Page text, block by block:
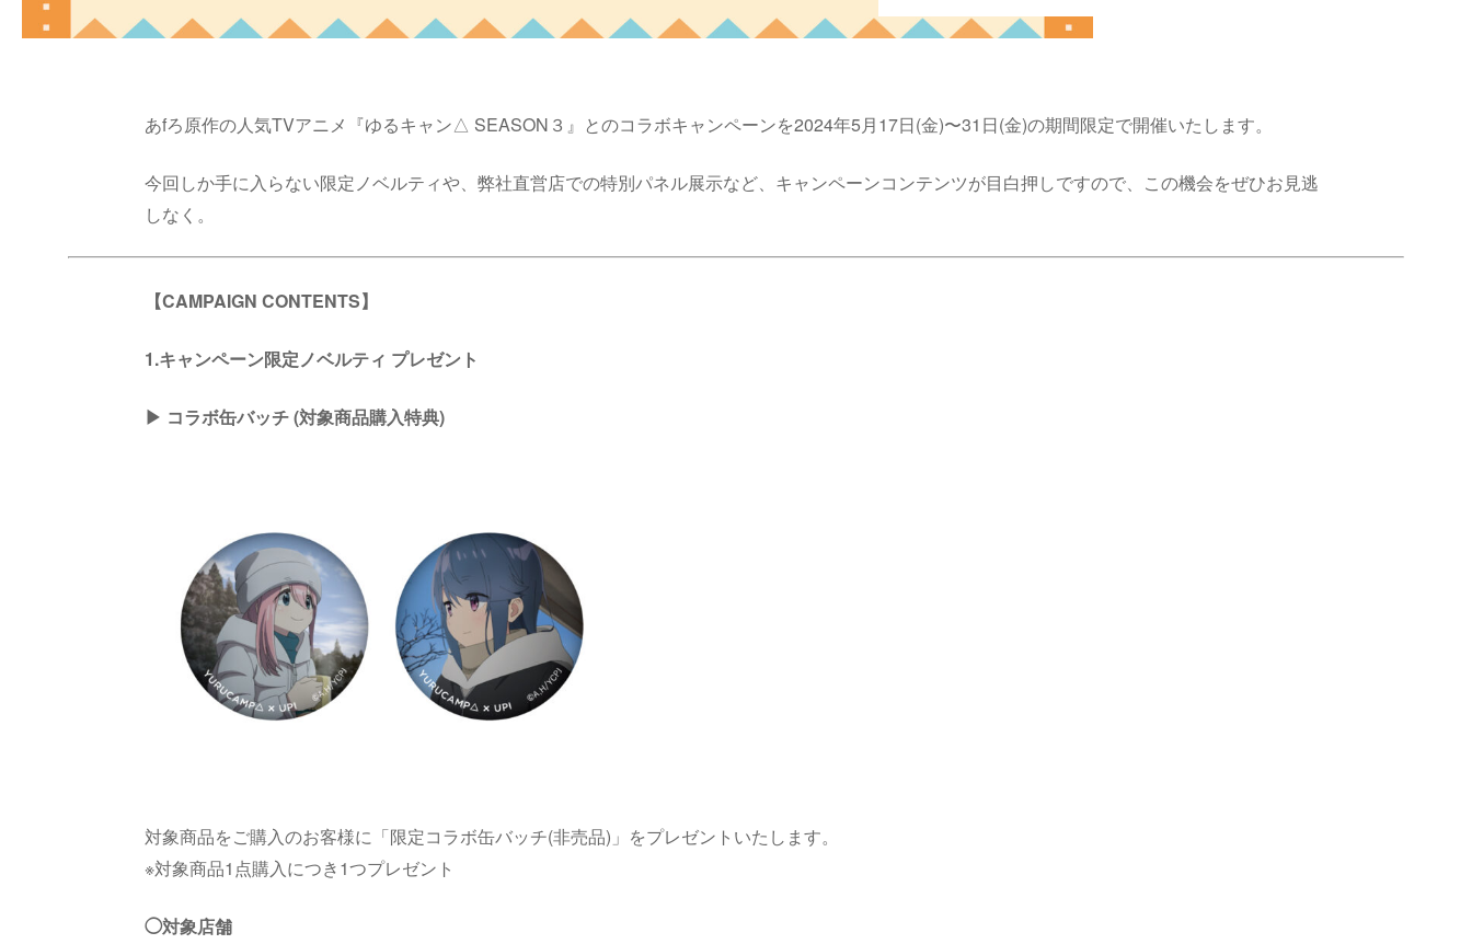
あfろ原作の人気TVアニメ『ゆるキャン△ SEASON３』とのコラボキャンペーンを2024年5月17日(金)〜31日(金)の期間限定で開催いたします。
今回しか手に入らない限定ノベルティや、弊社直営店での特別パネル展示など、キャンペーンコンテンツが目白押しですので、この機会をぜひお見逃
しなく。
【CAMPAIGN CONTENTS】
1.キャンペーン限定ノベルティ プレゼント
▶︎ コラボ缶バッチ (対象商品購入特典)
対象商品をご購入のお客様に「限定コラボ缶バッチ(非売品)」をプレゼントいたします。
※対象商品1点購入につき1つプレゼント
◯対象店舗